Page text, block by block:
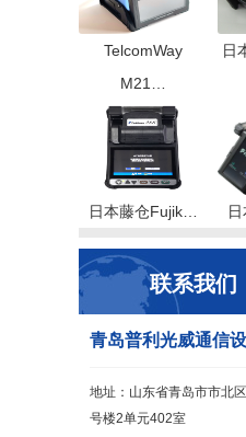
TelcomWay
M21…
日
日本藤仓Fujik…
联系我们
青岛普利光威通信
地址：山东省青岛市市北
号楼2单元402室